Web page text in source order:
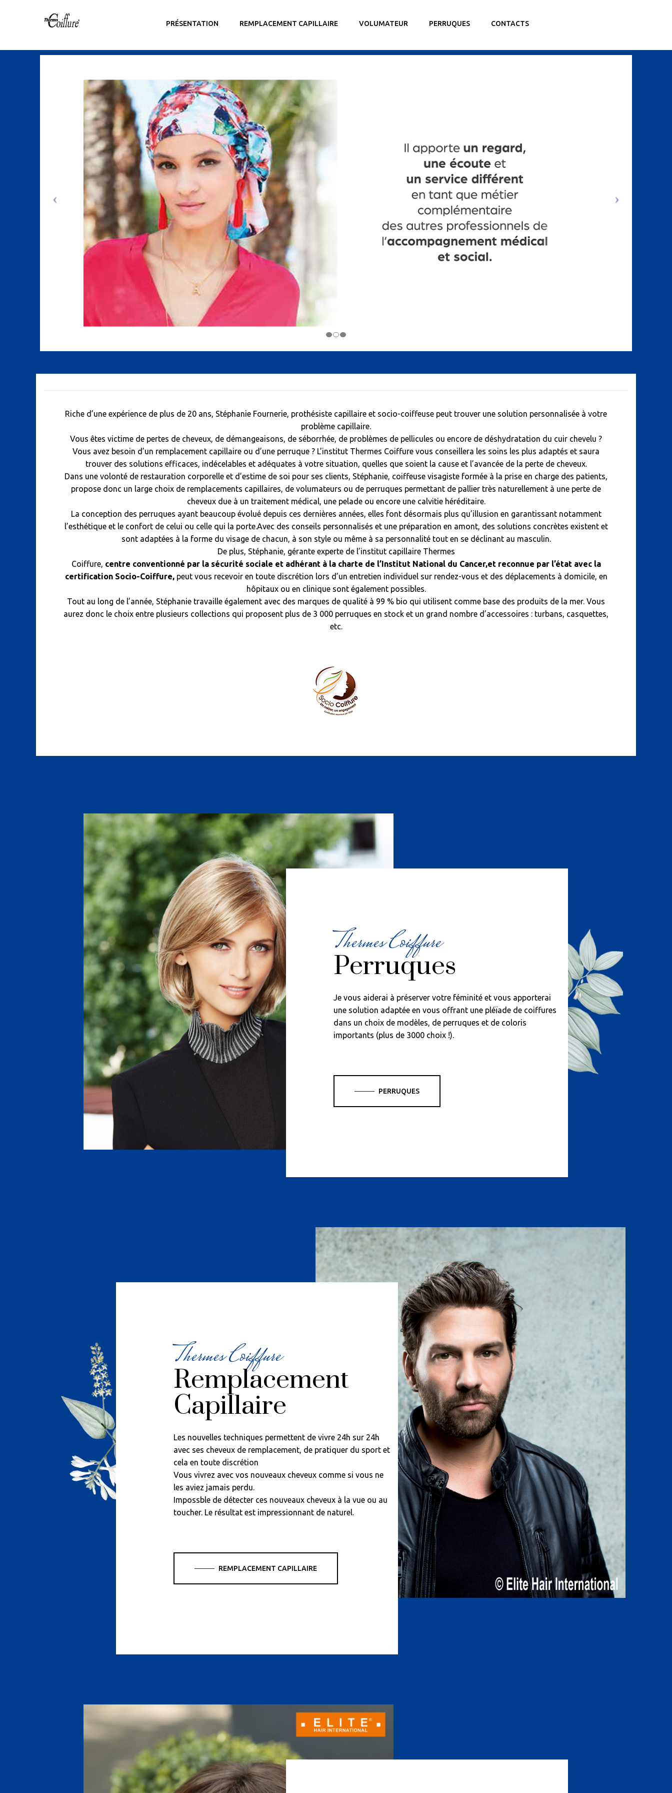
PRÉSENTATION REMPLACEMENT CAPILLAIRE VOLUMATEUR PERRUQUES CONTACTS
Riche d’une expérience de plus de 20 ans, Stéphanie Fournerie, prothésiste capillaire et socio-coiffeuse peut trouver une solution personnalisée à votre
problème capillaire.
Vous êtes victime de pertes de cheveux, de démangeaisons, de séborrhée, de problèmes de pellicules ou encore de déshydratation du cuir chevelu ?
Vous avez besoin d’un remplacement capillaire ou d’une perruque ? L’institut Thermes Coiffure vous conseillera les soins les plus adaptés et saura
trouver des solutions efficaces, indécelables et adéquates à votre situation, quelles que soient la cause et l’avancée de la perte de cheveux.
Dans une volonté de restauration corporelle et d’estime de soi pour ses clients, Stéphanie, coiffeuse visagiste formée à la prise en charge des patients,
propose donc un large choix de remplacements capillaires, de volumateurs ou de perruques permettant de pallier très naturellement à une perte de
cheveux due à un traitement médical, une pelade ou encore une calvitie héréditaire.
La conception des perruques ayant beaucoup évolué depuis ces dernières années, elles font désormais plus qu’illusion en garantissant notamment
l’esthétique et le confort de celui ou celle qui la porte.Avec des conseils personnalisés et une préparation en amont, des solutions concrètes existent et
sont adaptées à la forme du visage de chacun, à son style ou même à sa personnalité tout en se déclinant au masculin.
De plus, Stéphanie, gérante experte de l’institut capillaire Thermes
Coiffure, centre conventionné par la sécurité sociale et adhérant à la charte de l’Institut National du Cancer,et reconnue par l’état avec la
certification Socio-Coiffure,peut vous recevoir en toute discrétion lors d’un entretien individuel sur rendez-vous et des déplacements à domicile, en
hôpitaux ou en clinique sont également possibles.
Tout au long de l’année, Stéphanie travaille également avec des marques de qualité à 99 % bio qui utilisent comme base des produits de la mer. Vous
aurez donc le choix entre plusieurs collections qui proposent plus de 3 000 perruques en stock et un grand nombre d’accessoires : turbans, casquettes,
etc.
Thermes Coiffure
Perruques
Je vous aiderai à préserver votre féminité et vous apporterai
une solution adaptée en vous offrant une pléïade de coiffures
dans un choix de modèles, de perruques et de coloris
importants (plus de 3000 choix !).
PERRUQUES
Thermes Coiffure
Remplacement
Capillaire
Les nouvelles techniques permettent de vivre 24h sur 24h
avec ses cheveux de remplacement, de pratiquer du sport et
cela en toute discrétion
Vous vivrez avec vos nouveaux cheveux comme si vous ne
les aviez jamais perdu.
Impossble de détecter ces nouveaux cheveux à la vue ou au
toucher. Le résultat est impressionnant de naturel.
REMPLACEMENT CAPILLAIRE